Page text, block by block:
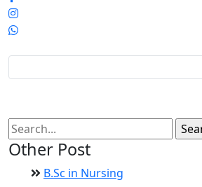
Other Post
B.Sc in Nursing